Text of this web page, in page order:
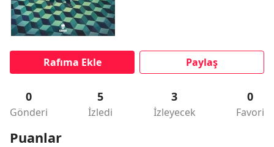
Rafıma Ekle Paylaş
0
Gönderi
5
İzledi
3
İzleyecek
0
Favori
Puanlar